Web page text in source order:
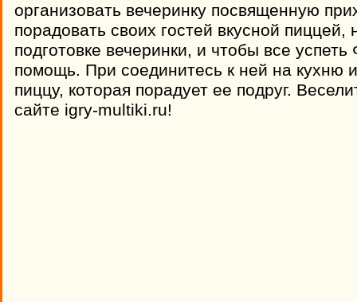
организовать вечеринку посвященную
порадовать своих гостей вкусной пиццей,
подготовке вечеринки, и чтобы все
помощь. При соединитесь к ней на кухню
пиццу, которая порадует ее подруг.
сайте igry-multiki.ru!